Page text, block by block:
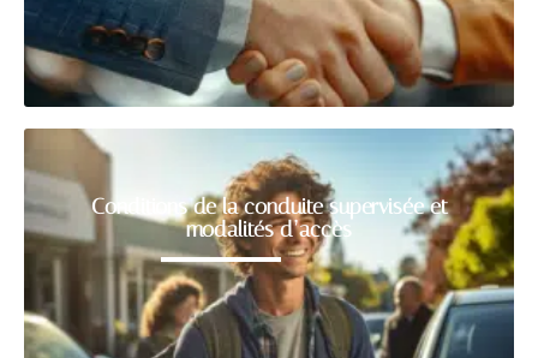
Conditions de la conduite supervisée et
modalités d’accès